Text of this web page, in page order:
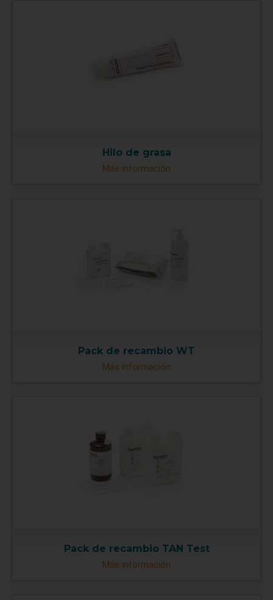
Hilo de grasa
Más información
Pack de recambio WT
Más información
Pack de recambio TAN Test
Más información